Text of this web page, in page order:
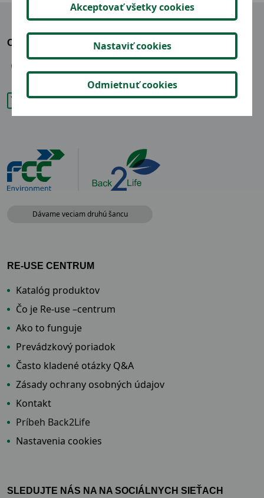
OZVITE SA NÁM
+421 904 865 914
back2life@fcc-group.sk
Dávame veciam druhú šancu
RE-USE CENTRUM
Katalóg produktov
Čo je Re-use –centrum
Ako to funguje
Prevádzkový poriadok
Často kladené otázky Q&A
Zásady ochrany osobných údajov
Kontakt
Príbeh Back2Life
Nastavenia cookies
SLEDUJTE NÁS NA NA SOCIÁLNYCH SIEŤACH
Akceptovať všetky cookies
Nastaviť cookies
Odmietnuť cookies